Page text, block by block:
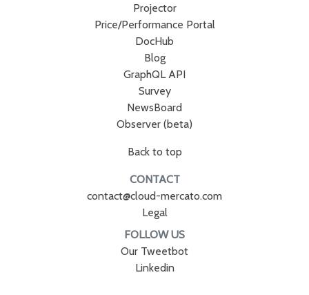
Projector
Price/Performance Portal
DocHub
Blog
GraphQL API
Survey
NewsBoard
Observer (beta)
Back to top
CONTACT
contact@cloud-mercato.com
Legal
FOLLOW US
Our Tweetbot
Linkedin